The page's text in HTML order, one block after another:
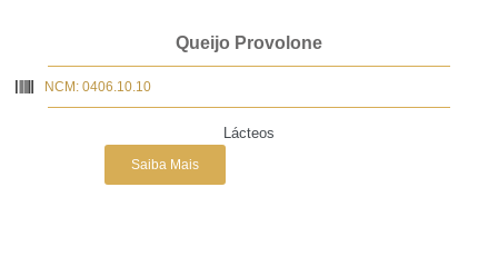
Queijo Provolone
NCM: 0406.10.10
Lácteos
Saiba Mais